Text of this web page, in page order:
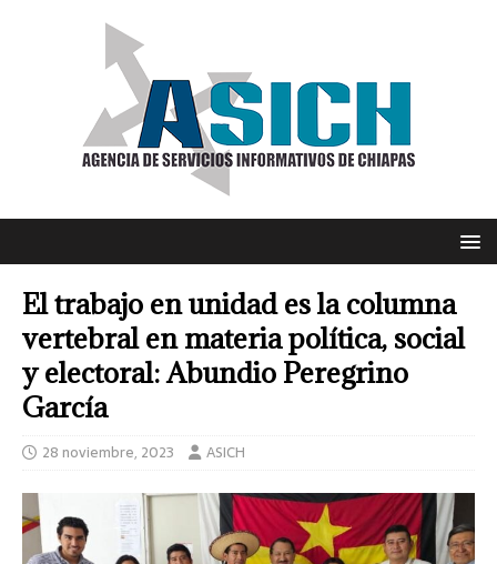
El trabajo en unidad es la columna
vertebral en materia política, social
y electoral: Abundio Peregrino
García
28 noviembre, 2023 ASICH